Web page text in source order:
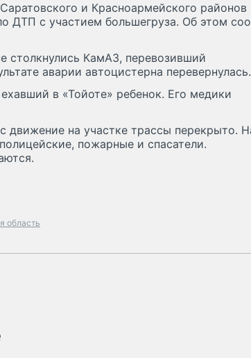
и Красноармейского районов
ДТП с участием большегруза. Об этом
столкнулись КамАЗ, перевозивший
аварии автоцистерна перевернулась.
в «Тойоте» ребенок. Его медики
движение на участке трассы перекрыто.
пожарные и спасатели.
область